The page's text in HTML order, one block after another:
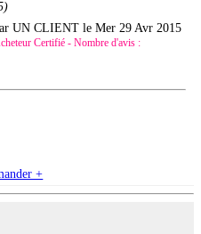
)
UN CLIENT leMer 29 Avr 2015
Certifié - Nombre d'avis :
+